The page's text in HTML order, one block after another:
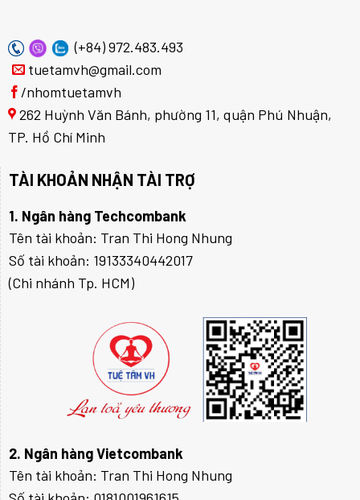
(+84) 972.483.493
tuetamvh@gmail.com
/nhomtuetamvh
262 Huỳnh Văn Bánh, phường 11, quận Phú Nhuận,
TP. Hồ Chí Minh
TÀI KHOẢN NHẬN TÀI TRỢ
1. Ngân hàng Techcombank
Tên tài khoản: Tran Thi Hong Nhung
Số tài khoản: 19133340442017
(Chi nhánh Tp. HCM)
2. Ngân hàng Vietcombank
Tên tài khoản: Tran Thi Hong Nhung